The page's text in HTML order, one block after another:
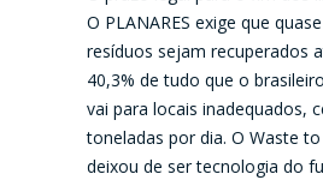
O PLANARES exige que
resíduos sejam recuperados
40,3% de tudo que o
vai para locais inadequados,
toneladas por dia. O Waste to
deixou de ser tecnologia do